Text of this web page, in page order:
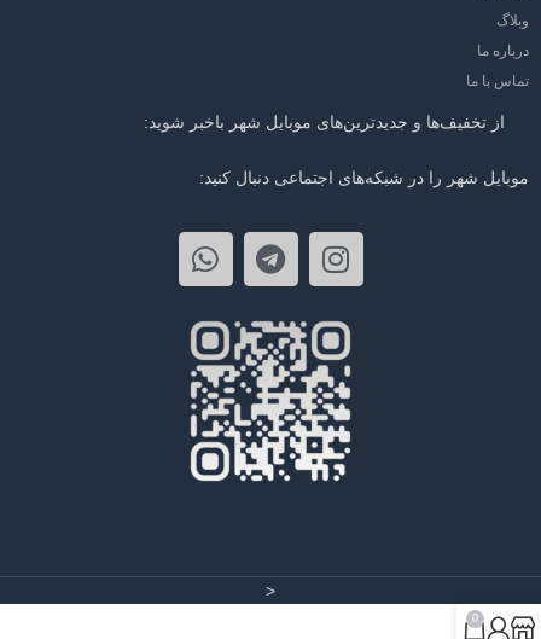
وبلاگ
درباره ما
تماس با ما
از تخفیف‌ها و جدیدترین‌های موبایل شهر باخبر شوید:
موبایل شهر را در شبکه‌های اجتماعی دنبال کنید:
<
0